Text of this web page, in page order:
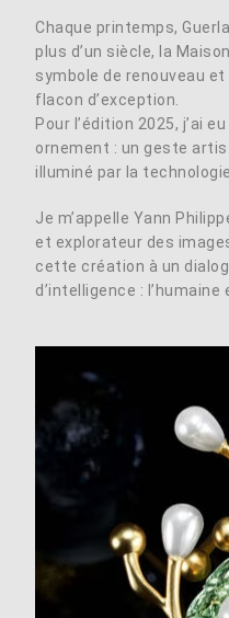
Chaque printemps,
plus d’un siècle, la
symbole de renouveau
flacon d’exception.
Pour l’édition 2025, j’ai
ornement : un geste
illuminé par la technologie.
Je m’appelle Yann
et explorateur des
cette création à un
d’intelligence : l’humaine